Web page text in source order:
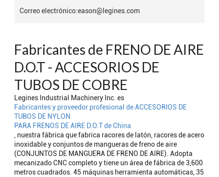
Correo electrónico:eason@legines.com
Fabricantes de FRENO DE AIRE
D.O.T - ACCESORIOS DE
TUBOS DE COBRE
Legines Industrial Machinery Inc. es
Fabricantes y proveedor profesional de ACCESORIOS DE
TUBOS DE NYLON
PARA FRENOS DE AIRE D.O.T de China
, nuestra fábrica que fabrica racores de latón, racores de acero
inoxidable y conjuntos de mangueras de freno de aire
(CONJUNTOS DE MANGUERA DE FRENO DE AIRE). Adopta
mecanizado CNC completo y tiene un área de fábrica de 3,600
metros cuadrados. 45 máquinas herramienta automáticas, 35